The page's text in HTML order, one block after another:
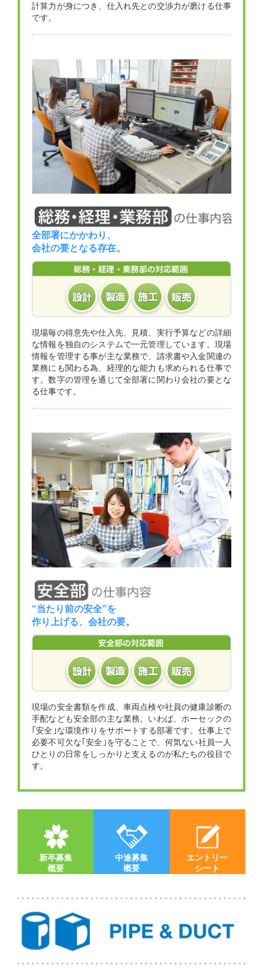
計算力が身につき、仕入れ先との交渉力が磨ける仕事
です。
全部署にかかわり、
会社の要となる存在。
現場毎の得意先や仕入先、見積、実行予算などの詳細
な情報を独自のシステムで一元管理しています。現場
情報を管理する事が主な業務で、請求書や入金関連の
業務にも関わる為、経理的な能力も求められる仕事で
す。数字の管理を通じて全部署に関わり会社の要とな
る仕事です。
“当たり前の安全”を
作り上げる、会社の要。
現場の安全書類を作成、車両点検や社員の健康診断の
手配なども安全部の主な業務。いわば、ホーセックの
｢安全｣な環境作りをサポートする部署です。仕事上で
必要不可欠な｢安全｣を守ることで、何気ない社員一人
ひとりの日常をしっかりと支えるのが私たちの役目で
す。
新卒募集
概要
中途募集
概要
エントリー
シート